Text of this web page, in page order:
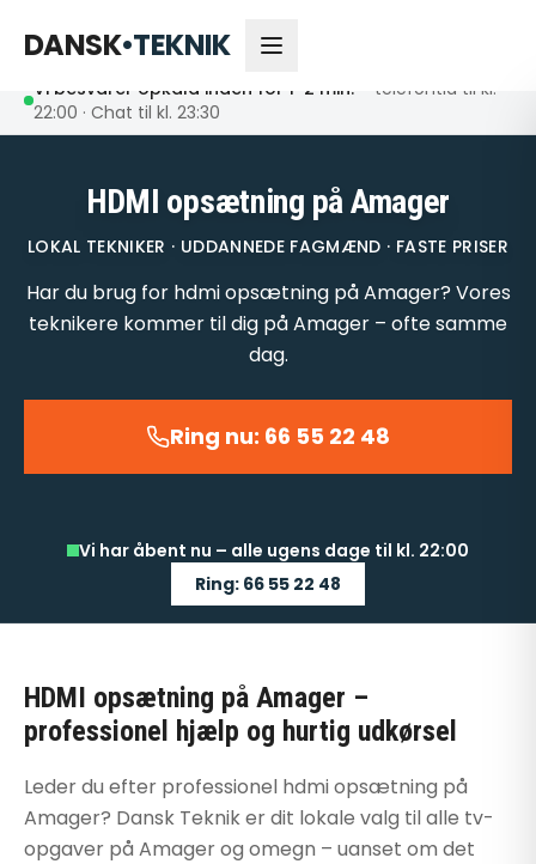
DANSK•TEKNIK
Åbent nu
Vi besvarer opkald inden for 1-2 min. – telefontid til kl.
22:00 · Chat til kl. 23:30
HDMI opsætning på Amager
LOKAL TEKNIKER · UDDANNEDE FAGMÆND · FASTE PRISER
Har du brug for hdmi opsætning på Amager? Vores
teknikere kommer til dig på Amager – ofte samme
dag.
Ring nu: 66 55 22 48
Vi har åbent nu – alle ugens dage til kl. 22:00
Ring: 66 55 22 48
HDMI opsætning på Amager –
professionel hjælp og hurtig udkørsel
Leder du efter professionel hdmi opsætning på
Amager? Dansk Teknik er dit lokale valg til alle tv-
opgaver på Amager og omegn – uanset om det